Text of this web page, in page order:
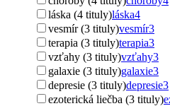
láska (4 tituly)láska4
vesmír (3 tituly)vesmír3
terapia (3 tituly)terapia3
vzťahy (3 tituly)vzťahy3
galaxie (3 tituly)galaxie3
depresie (3 tituly)depresie3
ezoterická liečba (3 tituly)